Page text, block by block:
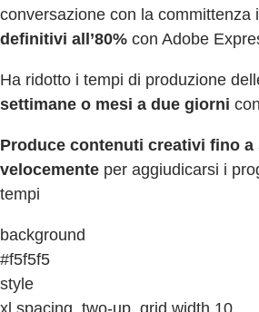
conversazione con la committenza
definitivi all’80% con Adobe
Ha ridotto i tempi di produzione
settimane o mesi a due giorni
Produce contenuti creativi fino a
velocemente per aggiudicarsi i
tempi
background
#f5f5f5
style
xl spacing, two-up, grid width 10